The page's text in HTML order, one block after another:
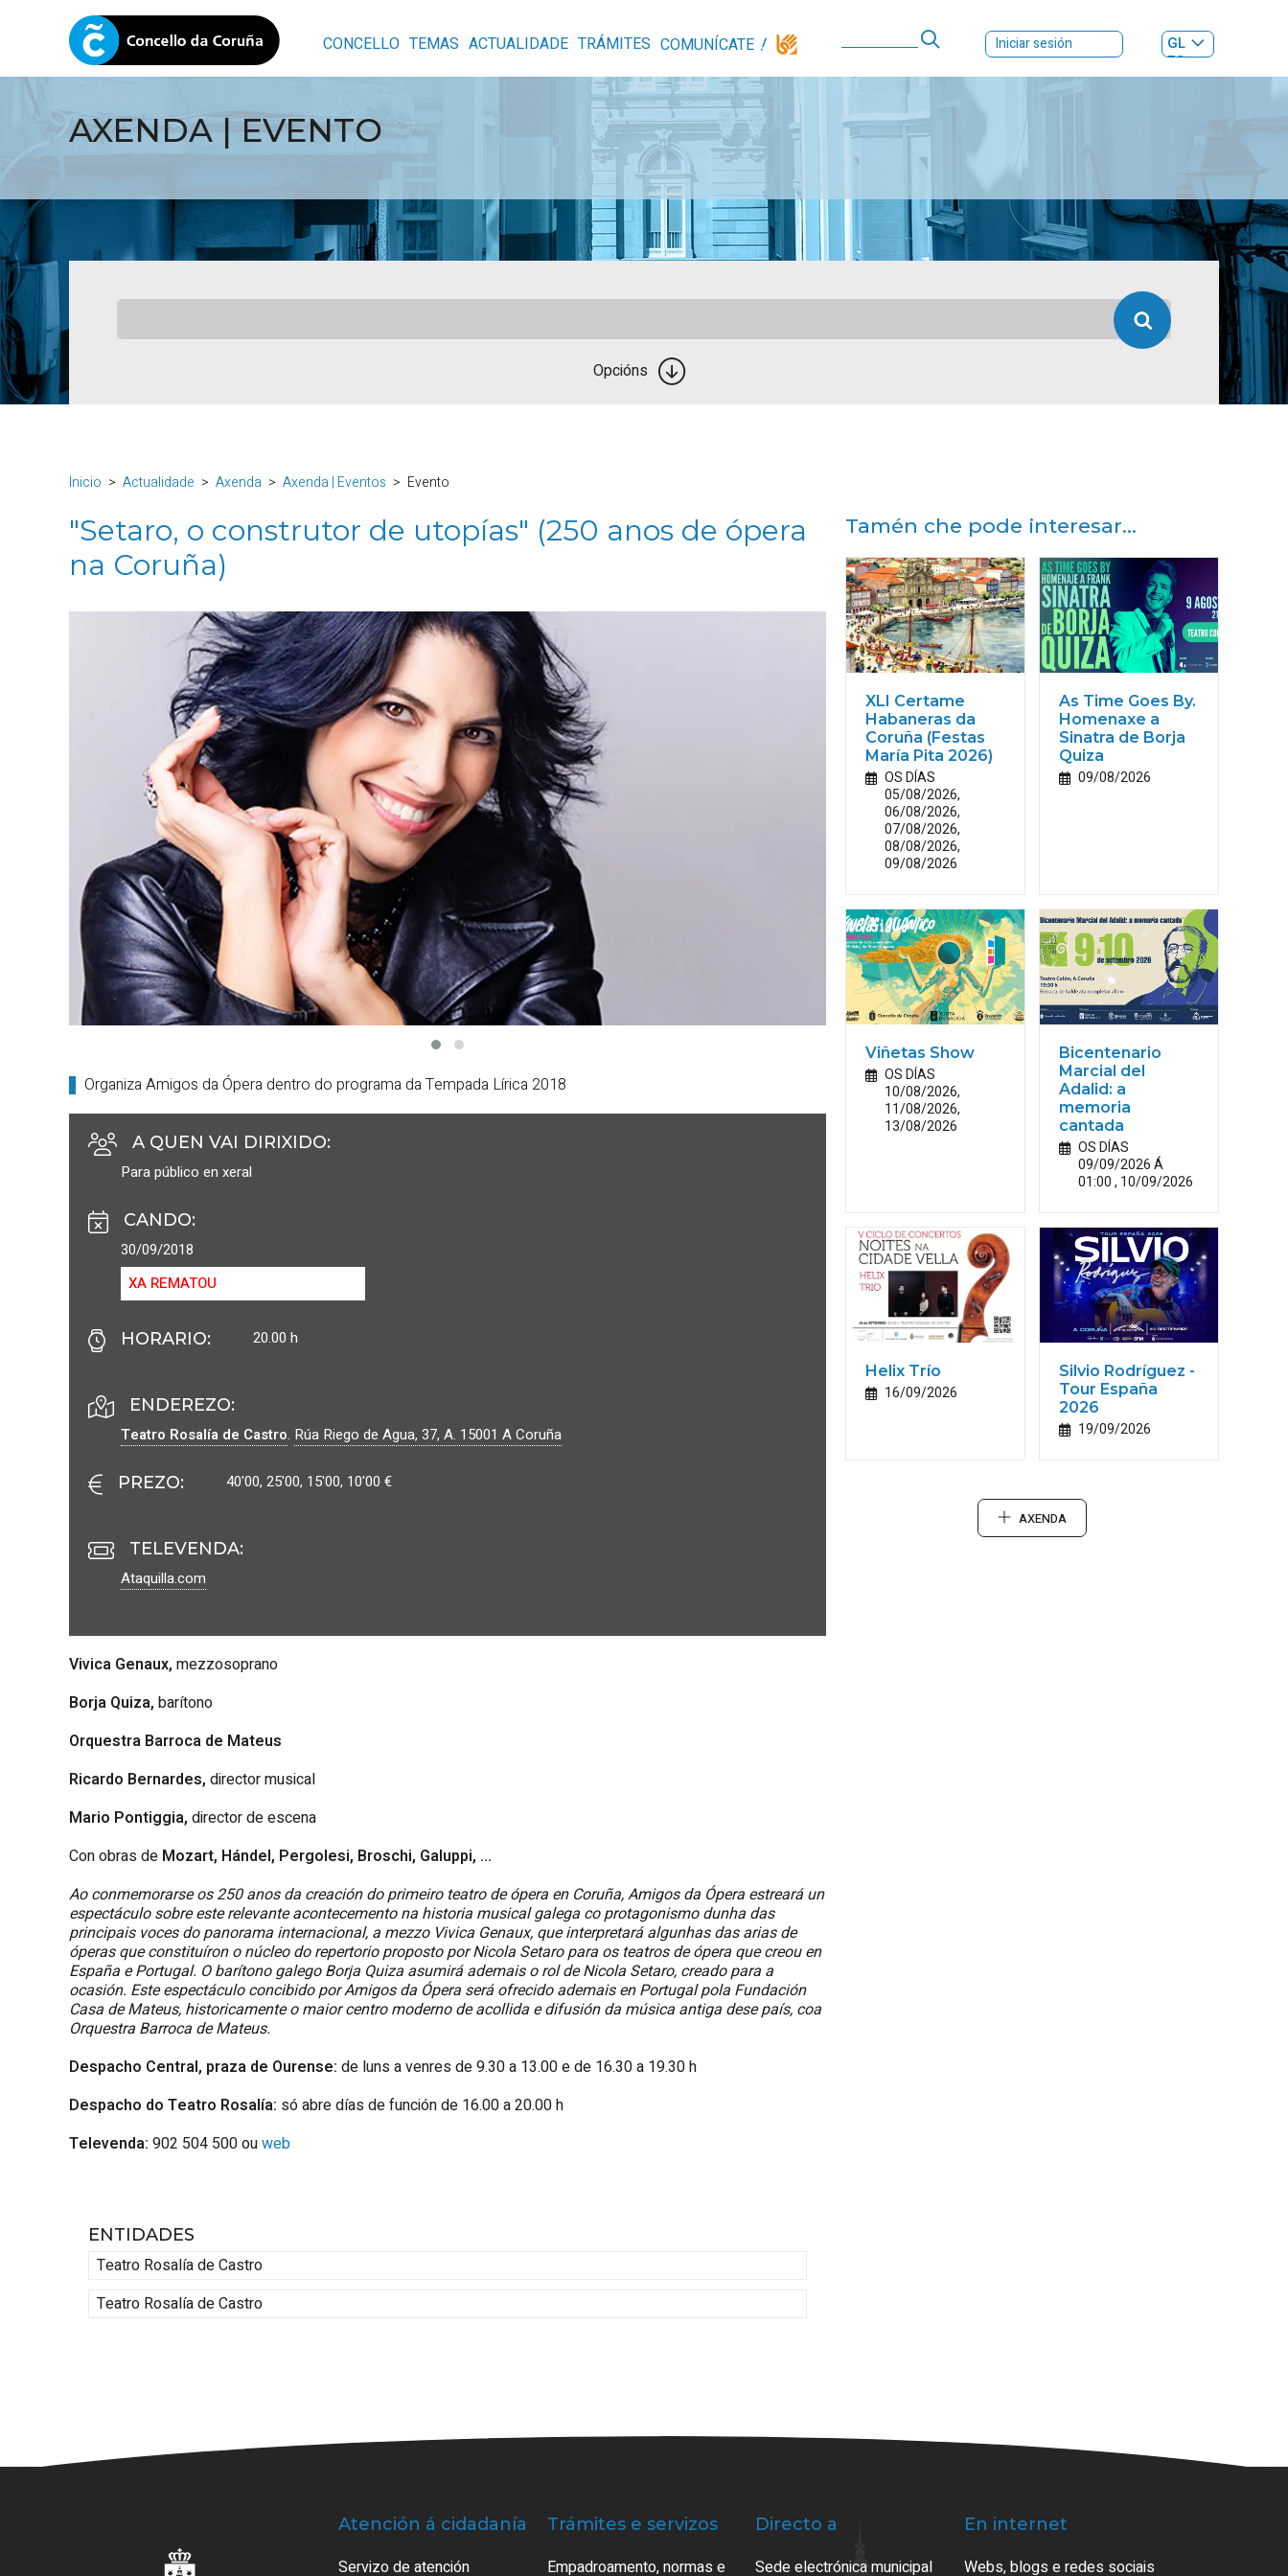
CONCELLO TEMAS ACTUALIDADE TRÁMITES COMUNÍCATE Iniciar sesión
GL
ES|
AXENDA | EVENTO
Opcións
Inicio Actualidade Axenda Axenda | Eventos Evento
"Setaro, o construtor de utopías" (250 anos de ópera
na Coruña)
Organiza Amigos da Ópera dentro do programa da Tempada Lírica 2018
A QUEN VAI DIRIXIDO:
Para público en xeral
CANDO:
30/09/2018
XA REMATOU
HORARIO: 20.00 h
ENDEREZO:
Teatro Rosalía de Castro. Rúa Riego de Agua, 37, A. 15001 A Coruña
PREZO: 40'00, 25'00, 15'00, 10'00 €
TELEVENDA:
Ataquilla.com
Vivica Genaux, mezzosoprano
Borja Quiza, barítono
Orquestra Barroca de Mateus
Ricardo Bernardes, director musical
Mario Pontiggia, director de escena
Con obras de Mozart, Hándel, Pergolesi, Broschi, Galuppi, ...
Ao conmemorarse os 250 anos da creación do primeiro teatro de ópera en Coruña, Amigos da Ópera estreará un
espectáculo sobre este relevante acontecemento na historia musical galega co protagonismo dunha das
principais voces do panorama internacional, a mezzo Vivica Genaux, que interpretará algunhas das arias de
óperas que constituíron o núcleo do repertorio proposto por Nicola Setaro para os teatros de ópera que creou en
España e Portugal. O barítono galego Borja Quiza asumirá ademais o rol de Nicola Setaro, creado para a
ocasión. Este espectáculo concibido por Amigos da Ópera será ofrecido ademais en Portugal pola Fundación
Casa de Mateus, historicamente o maior centro moderno de acollida e difusión da música antiga dese país, coa
Orquestra Barroca de Mateus.
Despacho Central, praza de Ourense: de luns a venres de 9.30 a 13.00 e de 16.30 a 19.30 h
Despacho do Teatro Rosalía: só abre días de función de 16.00 a 20.00 h
Televenda: 902 504 500 ouweb
ENTIDADES
Teatro Rosalía de Castro
Teatro Rosalía de Castro
Tamén che pode interesar...
XLI Certame
Habaneras da
Coruña (Festas
María Pita 2026)
OS DÍAS
05/08/2026,
06/08/2026,
07/08/2026,
08/08/2026,
09/08/2026
As Time Goes By.
Homenaxe a
Sinatra de Borja
Quiza
09/08/2026
Viñetas Show
OS DÍAS
10/08/2026,
11/08/2026,
13/08/2026
Bicentenario
Marcial del
Adalid: a
memoria
cantada
OS DÍAS
09/09/2026 Á
01:00 , 10/09/2026
Helix Trío
16/09/2026
Silvio Rodríguez -
Tour España
2026
19/09/2026
AXENDA
Atención á cidadanía
Servizo de atención
Trámites e servizos
Empadroamento, normas e
Directo a
Sede electrónica municipal
En internet
Webs, blogs e redes sociais